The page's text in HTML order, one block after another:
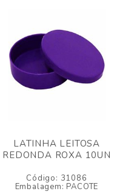
LATINHA LEITOSA
REDONDA ROXA 10UN
Código: 31086
Embalagem: PACOTE